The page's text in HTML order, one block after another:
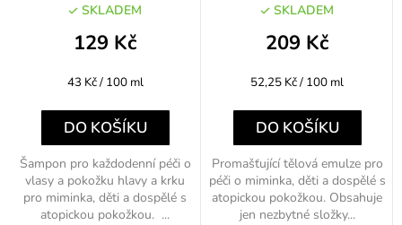
SKLADEM
129 Kč
Měrná
43 Kč / 100 ml
DO KOŠÍKU
Šampon pro každodenní péči o
vlasy a pokožku hlavy a krku
pro miminka, děti a dospělé s
atopickou pokožkou. ...
SKLADEM
209 Kč
Měrná
52,25 Kč / 100 ml
DO KOŠÍKU
Promašťující tělová emulze pro
péči o miminka, děti a dospělé s
atopickou pokožkou. Obsahuje
jen nezbytné složky...